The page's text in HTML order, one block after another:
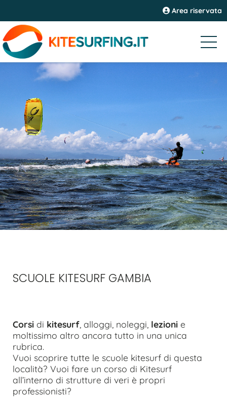
Area riservata
SCUOLE KITESURF GAMBIA
Corsi di kitesurf , alloggi, noleggi, lezioni e
moltissimo altro ancora tutto in una unica
rubrica.
Vuoi scoprire tutte le scuole kitesurf di questa
località? Vuoi fare un corso di Kitesurf
all’interno di strutture di veri è propri
professionisti?